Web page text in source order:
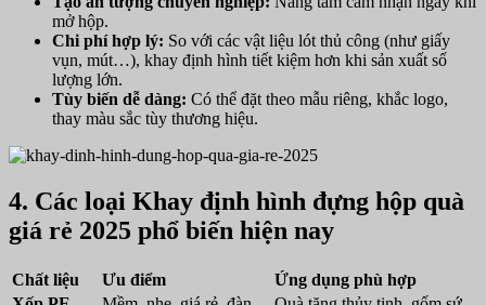
mở hộp.
Chi phí hợp lý: So với các vật liệu lót thủ công (như giấy
vụn, mút…), khay định hình tiết kiệm hơn khi sản xuất số
lượng lớn.
Tùy biến dễ dàng: Có thể đặt theo mẫu riêng, khắc logo,
thay màu sắc tùy thương hiệu.
4. Các loại Khay định hình đựng hộp quà
giá rẻ 2025 phổ biến hiện nay
Chất liệu Ưu điểm
Ứng dụng phù hợp